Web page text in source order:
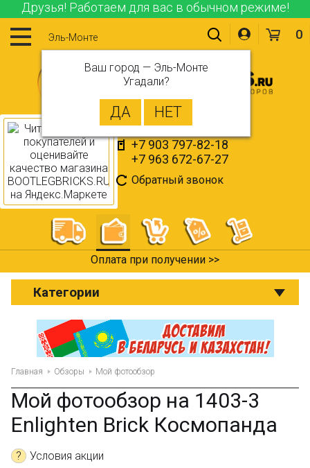
Друзья! Работаем для вас в обычном режиме!
Эль-Монте
Ваш город — Эль-Монте
Угадали?
+7 903 797-82-18
+7 963 672-67-27
Обратный звонок
0
Оплата при получении >>
Категории
Главная Обзоры Мой фотообзор
Мой фотообзор на 1403-3
Enlighten Brick Космопанда
? Условия акции